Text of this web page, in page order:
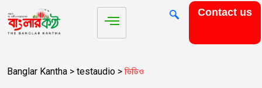
Contact us
Banglar Kantha > testaudio > ভিডিও